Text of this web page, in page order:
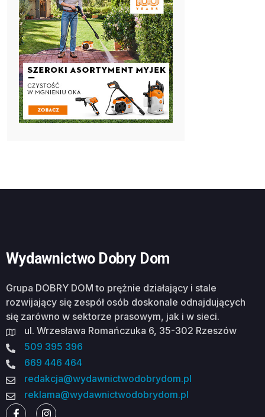
Wydawnictwo Dobry Dom
Grupa DOBRY DOM to prężnie działający i stale
rozwijający się zespół osób doskonale odnajdujących
się zarówno w sektorze prasowym, jak i w sieci.
ul. Wrzesława Romańczuka 6, 35-302 Rzeszów
509 395 396
669 446 464
redakcja@wydawnictwodobrydom.pl
reklama@wydawnictwodobrydom.pl